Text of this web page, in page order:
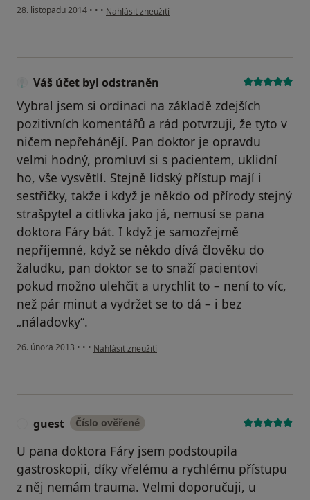
28. listopadu 2014 • • • podle názoru uživatele Váš účet byl odstraněn
Nahlásit zneužití
Váš účet byl odstraněn
Vybral jsem si ordinaci na základě zdejších
pozitivních komentářů a rád potvrzuji, že tyto v
ničem nepřehánějí. Pan doktor je opravdu
velmi hodný, promluví si s pacientem, uklidní
ho, vše vysvětlí. Stejně lidský přístup mají i
sestřičky, takže i když je někdo od přírody stejný
strašpytel a citlivka jako já, nemusí se pana
doktora Fáry bát. I když je samozřejmě
nepříjemné, když se někdo dívá člověku do
žaludku, pan doktor se to snaží pacientovi
pokud možno ulehčit a urychlit to – není to víc,
než pár minut a vydržet se to dá – i bez
„náladovky“.
26. února 2013 • • • podle názoru uživatele Váš účet byl odstraněn
Nahlásit zneužití
guest Číslo ověřené
U pana doktora Fáry jsem podstoupila
gastroskopii, díky vřelému a rychlému přístupu
z něj nemám trauma. Velmi doporučuji, u